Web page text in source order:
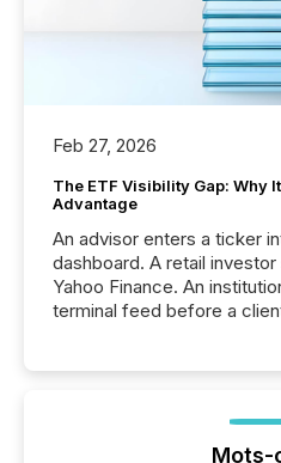
Feb 27, 2026
The ETF Visibility Gap: Why
Advantage
An advisor enters a ticker
dashboard. A retail
Yahoo Finance. An
terminal feed before a client
management. At the end
industry included more than 15,600 products
Mots-